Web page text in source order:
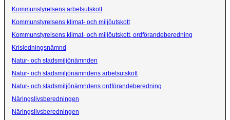
Kommunstyrelsens arbetsutskott
Kommunstyrelsens klimat- och miljöutskott
Kommunstyrelsens klimat- och miljöutskott, ordförandeberedning
Krisledningsnämnd
Natur- och stadsmiljönämnden
Natur- och stadsmiljönämndens arbetsutskott
Natur- och stadsmiljönämndens ordförandeberedning
Näringslivsberedningen
Näringslivsberedningen